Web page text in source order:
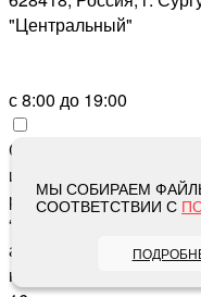
"Центральный"
с 8:00 до 19:00
Сайт зарегистрирован
издание «Метросеть»
регистрации СМИ ЭЛ
“Метросеть“, главный
адрес электронной
номер телефона
МЫ СОБИРАЕМ
СООТВЕТСТВИИ С